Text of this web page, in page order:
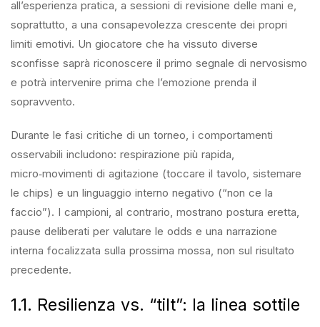
all’esperienza pratica, a sessioni di revisione delle mani e,
soprattutto, a una consapevolezza crescente dei propri
limiti emotivi. Un giocatore che ha vissuto diverse
sconfisse saprà riconoscere il primo segnale di nervosismo
e potrà intervenire prima che l’emozione prenda il
sopravvento.
Durante le fasi critiche di un torneo, i comportamenti
osservabili includono: respirazione più rapida,
micro‑movimenti di agitazione (toccare il tavolo, sistemare
le chips) e un linguaggio interno negativo (“non ce la
faccio”). I campioni, al contrario, mostrano postura eretta,
pause deliberati per valutare le odds e una narrazione
interna focalizzata sulla prossima mossa, non sul risultato
precedente.
1.1. Resilienza vs. “tilt”: la linea sottile